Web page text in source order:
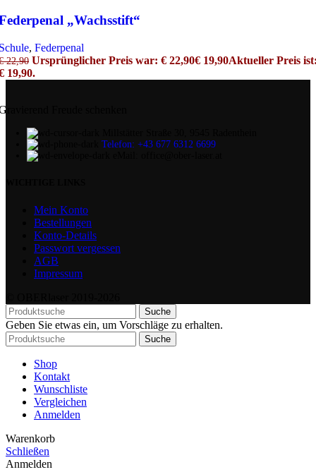
„Wachsstift“
, Federpenal
22,90 Ursprünglicher Preis war: € 22,90€ 19,90Aktueller Preis
19,90.
Freude schenken
Telefon: +43 677 6312 6699
Mein Konto
Bestellungen
Konto-Details
Passwort vergessen
AGB
Impressum
Suche
Geben Sie etwas ein, um Vorschläge zu erhalten.
Suche
Shop
Kontakt
Wunschliste
Vergleichen
Anmelden
Warenkorb
Schließen
Anmelden